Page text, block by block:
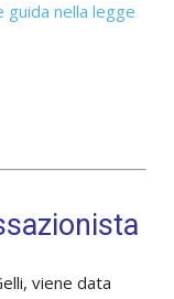
guida nella legge
viene data